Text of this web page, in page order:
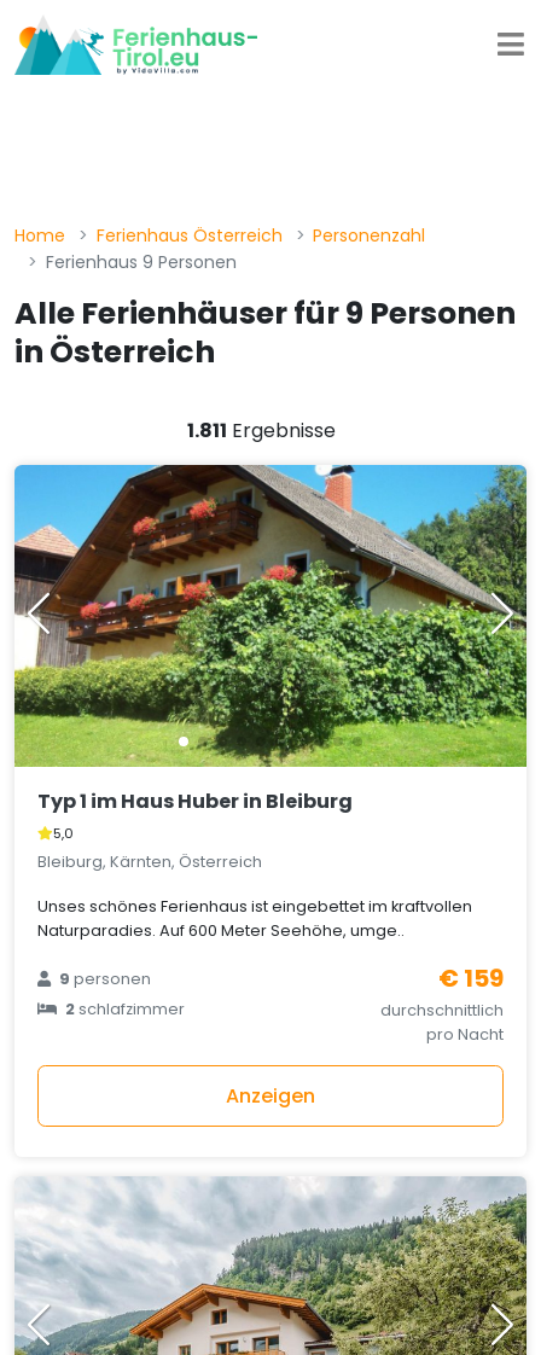
Home Ferienhaus Österreich
Personenzahl
Ferienhaus 9 Personen
Alle Ferienhäuser für 9 Personen
in Österreich
1.811 Ergebnisse
Typ 1 im Haus Huber in Bleiburg
5,0
Bleiburg, Kärnten, Österreich
Unses schönes Ferienhaus ist eingebettet im kraftvollen
Naturparadies. Auf 600 Meter Seehöhe, umge..
9personen
2schlafzimmer
€ 159
durchschnittlich
pro Nacht
Anzeigen